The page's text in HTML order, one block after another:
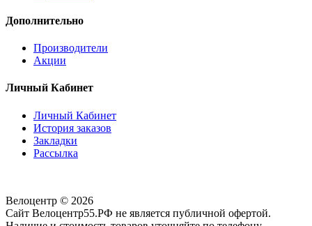
Дополнительно
Производители
Акции
Личный Кабинет
Личный Кабинет
История заказов
Закладки
Рассылка
Велоцентр © 2026
Сайт Велоцентр55.РФ не является публичной офертой.